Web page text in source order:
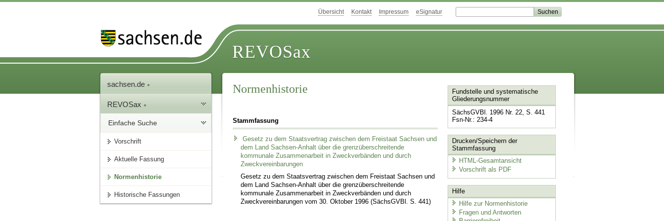
Übersicht Kontakt Impressum eSignatur
REVOSax
sachsen.de
REVOSax
Einfache Suche
Vorschrift
Aktuelle Fassung
Normenhistorie
Historische Fassungen
Normenhistorie
Stammfassung
Gesetz zu dem Staatsvertrag zwischen dem Freistaat Sachsen und
dem Land Sachsen-Anhalt über die grenzüberschreitende
kommunale Zusammenarbeit in Zweckverbänden und durch
Zweckvereinbarungen
Gesetz zu dem Staatsvertrag zwischen dem Freistaat Sachsen und
dem Land Sachsen-Anhalt über die grenzüberschreitende
kommunale Zusammenarbeit in Zweckverbänden und durch
Zweckvereinbarungen vom 30. Oktober 1996 (SächsGVBl. S. 441)
Fundstelle und systematische
Gliederungsnummer
SächsGVBl. 1996 Nr. 22, S. 441
Fsn-Nr.: 234-4
Drucken/Speichern der
Stammfassung
HTML-Gesamtansicht
Vorschrift als PDF
Hilfe
Hilfe zur Normenhistorie
Fragen und Antworten